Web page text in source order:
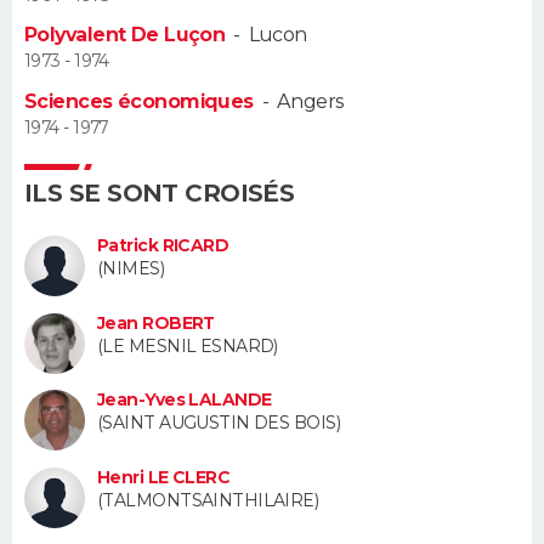
Alimentation
Guide de la santé
Maladies
Médicaments
Sommeil
VOYAGE
Destinations
City break
Voyage nature
Voyage de noces
Forum
Climat
+
PHOTO
GUIDES D'ACHAT
CARTE DE VOEUX
Carte de Noël
Carte Bonne année
Carte Saint-Valentin
Carte Pâques
Carte d'anniversaire
DICTIONNAIRE
Dictionnaire
Biographies
Citations
Expressions
Proverbes
PROGRAMME TV
COPAINS D'AVANT
S'inscrire
Se connecter
Lycées
Collèges
Primaires
Universités
Entreprises
Service militaire
Avis de recherche
AVIS DE DÉCÈS
Polyvalent De Luçon - Lucon
1973 - 1974
Sciences économiques-Angers
1974 - 1977
ILS SE SONT CROISÉS
Patrick RICARD
(NIMES)
Jean ROBERT
(LE MESNIL ESNARD)
Jean-Yves LALANDE
(SAINT AUGUSTIN DES BOIS)
Henri LE CLERC
(TALMONTSAINTHILAIRE)